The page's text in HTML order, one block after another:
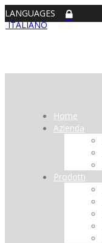
LANGUAGES
ITALIANO
Home
Azienda
Prodotti